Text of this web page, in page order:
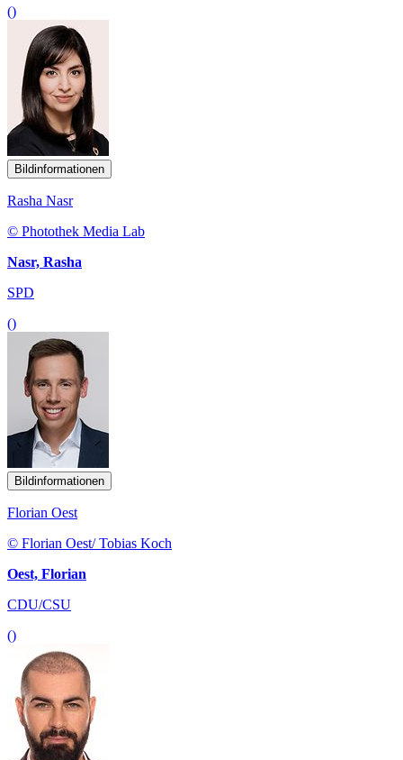
()
Bildinformationen
Rasha Nasr
© Photothek Media Lab
Nasr, Rasha
SPD
()
Bildinformationen
Florian Oest
© Florian Oest/ Tobias Koch
Oest, Florian
CDU/CSU
()